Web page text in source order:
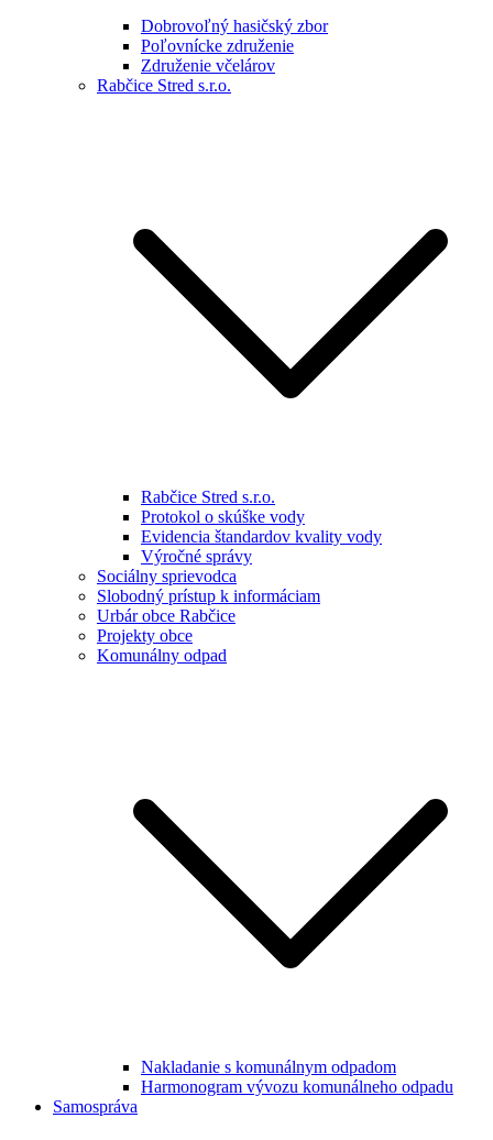
Dobrovoľný hasičský zbor
Poľovnícke združenie
Združenie včelárov
Rabčice Stred s.r.o.
Rabčice Stred s.r.o.
Protokol o skúške vody
Evidencia štandardov kvality vody
Výročné správy
Sociálny sprievodca
Slobodný prístup k informáciam
Urbár obce Rabčice
Projekty obce
Komunálny odpad
Nakladanie s komunálnym odpadom
Harmonogram vývozu komunálneho odpadu
Samospráva